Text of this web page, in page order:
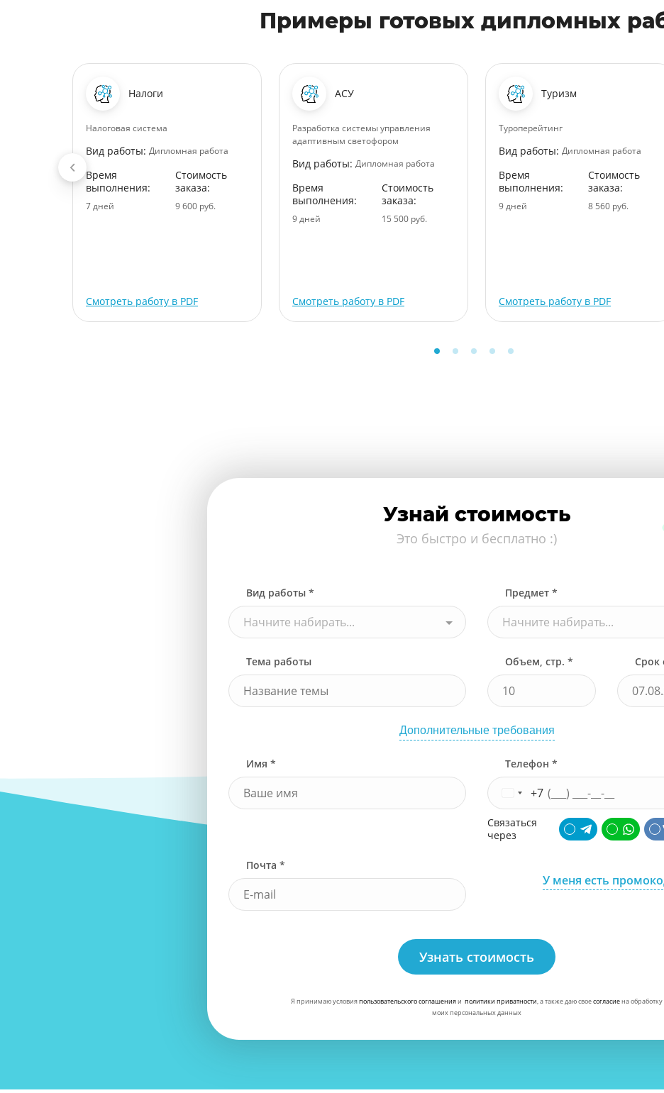
Примеры готовых дипломных
Налоги
Налоговая система
Вид работы: Дипломная работа
Время
выполнения:
7 дней
Стоимость
заказа:
9 600 руб.
Смотреть работу в PDF
АСУ
Разработка системы управления
адаптивным светофором
Вид работы: Дипломная работа
Время
выполнения:
9 дней
Стоимость
заказа:
15 500 руб.
Смотреть работу в PDF
Туризм
Туроперейтинг
Вид работы: Дипломная работа
Время
выполнения:
9 дней
Стоимость
заказа:
8 560 руб.
Смотреть работу в PDF
Узнай стоимость
Это быстро и бесплатно :)
Вид работы *
Начните набирать...
Предмет *
Начните набирать...
Тема работы Объем, стр. * Срок
Дополнительные требования
Имя * Телефон *
+7
Связаться
через
Почта *
У меня есть
Узнать стоимость
Я принимаю условияпользовательского соглашенияи политики приватности, а также даю своесогласиена обработку
моих персональных данных